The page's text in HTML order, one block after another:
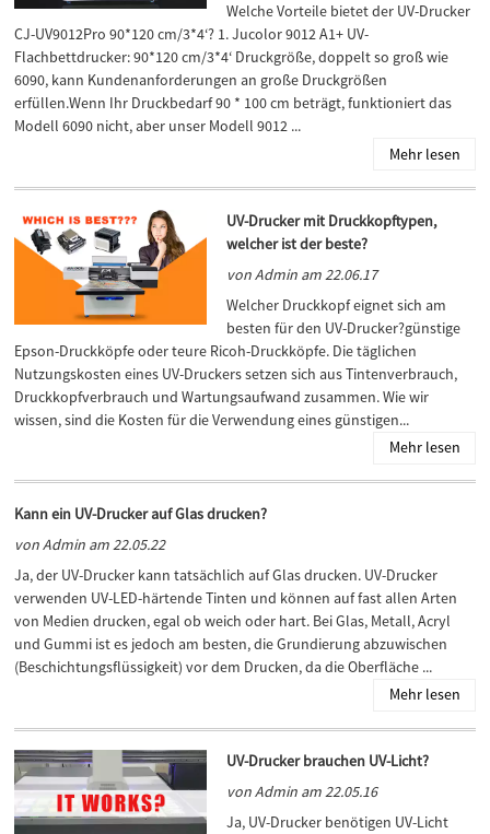
Welche Vorteile bietet der UV-Drucker
CJ-UV9012Pro 90*120 cm/3*4‘? 1. Jucolor 9012 A1+ UV-
Flachbettdrucker: 90*120 cm/3*4‘ Druckgröße, doppelt so groß wie
6090, kann Kundenanforderungen an große Druckgrößen
erfüllen.Wenn Ihr Druckbedarf 90 * 100 cm beträgt, funktioniert das
Modell 6090 nicht, aber unser Modell 9012 ...
Mehr lesen
UV-Drucker mit Druckkopftypen,
welcher ist der beste?
von Admin am 22.06.17
Welcher Druckkopf eignet sich am
besten für den UV-Drucker?günstige
Epson-Druckköpfe oder teure Ricoh-Druckköpfe. Die täglichen
Nutzungskosten eines UV-Druckers setzen sich aus Tintenverbrauch,
Druckkopfverbrauch und Wartungsaufwand zusammen. Wie wir
wissen, sind die Kosten für die Verwendung eines günstigen...
Mehr lesen
Kann ein UV-Drucker auf Glas drucken?
von Admin am 22.05.22
Ja, der UV-Drucker kann tatsächlich auf Glas drucken. UV-Drucker
verwenden UV-LED-härtende Tinten und können auf fast allen Arten
von Medien drucken, egal ob weich oder hart. Bei Glas, Metall, Acryl
und Gummi ist es jedoch am besten, die Grundierung abzuwischen
(Beschichtungsflüssigkeit) vor dem Drucken, da die Oberfläche ...
Mehr lesen
UV-Drucker brauchen UV-Licht?
von Admin am 22.05.16
Ja, UV-Drucker benötigen UV-Licht